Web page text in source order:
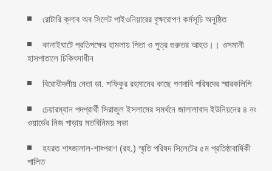
রোটারি ক্লাব অব সিলেট পাইওনিয়ারের বৃক্ষরোপণ কর্মসূচি অনুষ্ঠিত
কানাইঘাটে প্রতিপক্ষের হামলায় পিতা ও পুত্র গুরুতর আহত।। ওসমানী
হাসপাতালে চিকিৎসাধীন
বিরোধীদলীয় নেতা ডা. শফিকুর রহমানের কাছে গণদাবি পরিষদের স্মারকলিপি ‎
চেয়ারম্যান পদপ্রার্থী সিরাজুল ইসলামের সমর্থনে জালালাবাদ ইউনিয়নের ৪ নং
ওয়ার্ডের নিজ পাড়ায় মতবিনিময় সভা
হযরত শাহ্জালাল-শাহ্পরাণ (রহ.) স্মৃতি পরিষদ সিলেটের ৫ম প্রতিষ্ঠাবার্ষিকী
পালিত ‎​